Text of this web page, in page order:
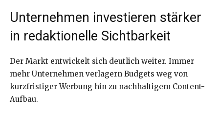
Unternehmen investieren stärker
in redaktionelle Sichtbarkeit
Der Markt entwickelt sich deutlich weiter. Immer
mehr Unternehmen verlagern Budgets weg von
kurzfristiger Werbung hin zu nachhaltigem Content-
Aufbau.